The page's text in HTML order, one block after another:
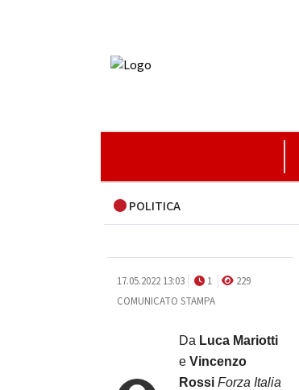
POLITICA
17.05.2022 13:03 1
229
COMUNICATO STAMPA
Da Luca Mariotti
e Vincenzo
Rossi Forza Italia